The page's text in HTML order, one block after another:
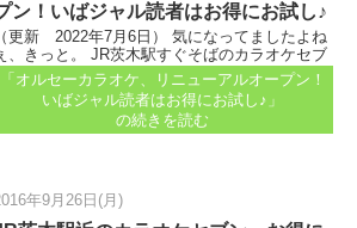
ン！いばジャル読者はお得にお試し♪
（更新 2022年7月6日） 気になってましたよね
、きっと。 JR茨木駅すぐそばのカラオケセブ
ン。 【潜入！JR茨木・カラオケセブン...
「オルセーカラオケ、リニューアルオープン！
いばジャル読者はお得にお試し♪」
の続きを読む
年9月26日(月)